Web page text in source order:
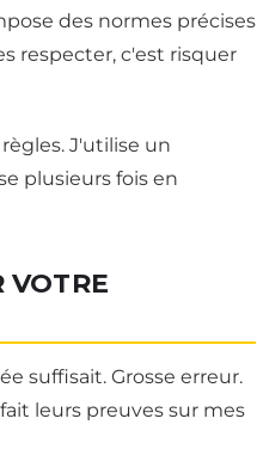
des normes précises
respecter, c'est risquer
J'utilise un
plusieurs fois en
VOTRE
suffisait. Grosse erreur.
leurs preuves sur mes